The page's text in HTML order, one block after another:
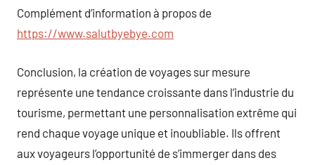
Complément d’information à propos de
https://www.salutbyebye.com
Conclusion, la création de voyages sur mesure
représente une tendance croissante dans l’industrie du
tourisme, permettant une personnalisation extrême qui
rend chaque voyage unique et inoubliable. Ils offrent
aux voyageurs l’opportunité de s’immerger dans des